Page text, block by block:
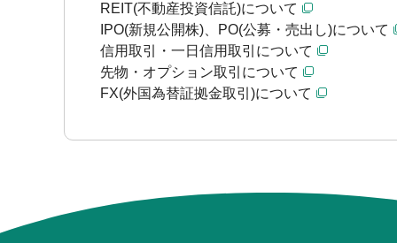
REIT(不動産投資信託)について
IPO(新規公開株)、PO(公募・売出し)について
信用取引・一日信用取引について
先物・オプション取引について
FX(外国為替証拠金取引)について